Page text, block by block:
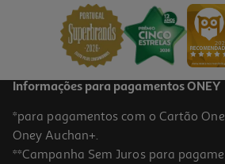
Informações para pagamentos ONEY
*para pagamentos com o Cartão
Oney Auchan+.
**Campanha Sem Juros para